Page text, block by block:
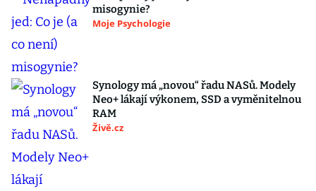
misogynie?
Moje Psychologie
Synology má „novou“ řadu NASů. Modely
Neo+ lákají výkonem, SSD a vyměnitelnou
RAM
Živě.cz